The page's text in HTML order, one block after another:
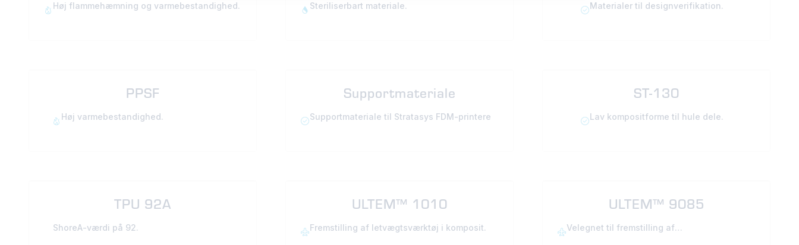
Høj flammehæmning og varmebestandighed. Steriliserbart materiale. Materialer til designverifikation.
PPSF
Høj varmebestandighed.
Supportmateriale
Supportmateriale til Stratasys FDM-printere
ST-130
Lav kompositforme til hule dele.
TPU 92A
ShoreA-værdi på 92.
ULTEM™ 1010
Fremstilling af letvægtsværktøj i komposit.
ULTEM™ 9085
Velegnet til fremstilling af